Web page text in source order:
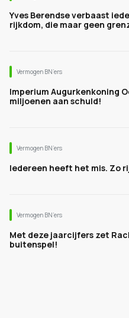
Yves Berendse verbaast
rijkdom, die maar geen
Vermogen BN’ers
Imperium Augurkenkoning
miljoenen aan schuld!
Vermogen BN’ers
Iedereen heeft het mis. Zo
Vermogen BN’ers
Met deze jaarcijfers zet
buitenspel!